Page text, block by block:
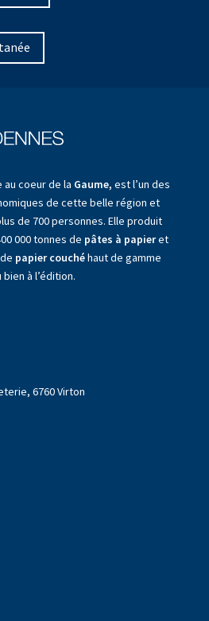
au coeur de la Gaume, est l’un des
de cette belle région et
de 700 personnes. Elle produit
000 tonnes de pâtes à papieret
papier couchéhaut de gamme
à l’édition.
6760 Virton